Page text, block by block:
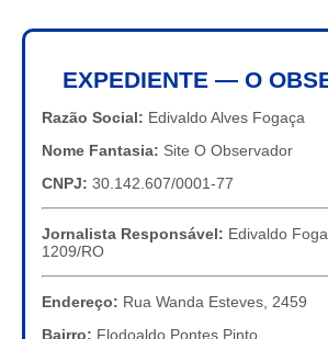
EXPEDIENTE — O
Razão Social: Edivaldo Alves Fogaça
Nome Fantasia: Site O Observador
CNPJ: 30.142.607/0001-77
Jornalista Responsável: Edivaldo
1209/RO
Endereço: Rua Wanda Esteves, 2459
Bairro: Flodoaldo Pontes Pinto